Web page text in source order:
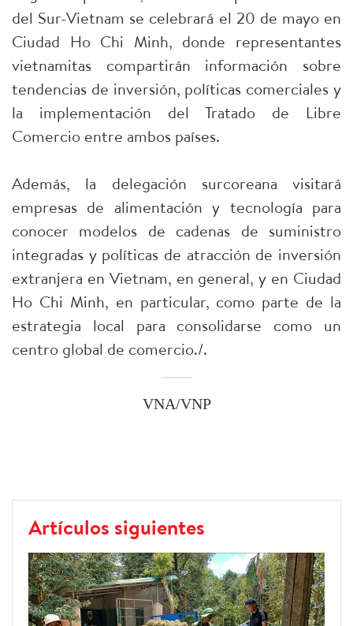
del Sur-Vietnam se celebrará el 20 de mayo en
Ciudad Ho Chi Minh, donde representantes
vietnamitas compartirán información sobre
tendencias de inversión, políticas comerciales y
la implementación del Tratado de Libre
Comercio entre ambos países.
Además, la delegación surcoreana visitará
empresas de alimentación y tecnología para
conocer modelos de cadenas de suministro
integradas y políticas de atracción de inversión
extranjera en Vietnam, en general, y en Ciudad
Ho Chi Minh, en particular, como parte de la
estrategia local para consolidarse como un
centro global de comercio./.
VNA/VNP
Artículos siguientes